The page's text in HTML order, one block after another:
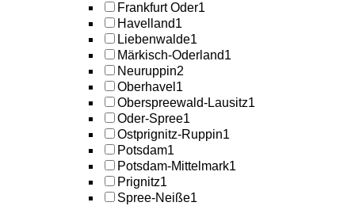
Frankfurt Oder1
Havelland1
Liebenwalde1
Märkisch-Oderland1
Neuruppin2
Oberhavel 1
Oberspreewald-Lausitz1
Oder-Spree1
Ostprignitz-Ruppin1
Potsdam1
Potsdam-Mittelmark1
Prignitz1
Spree-Neiße1